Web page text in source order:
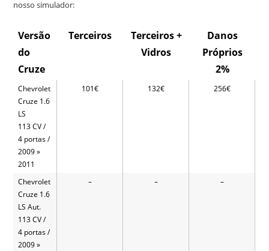
nosso simulador:
Versão
do
Cruze
Terceiros
Terceiros +
Vidros
Danos
Próprios
2%
Chevrolet
Cruze 1.6
LS
113 CV /
4 portas /
2009 »
2011
101€ 132€ 256€
Chevrolet
Cruze 1.6
LS Aut.
113 CV /
4 portas /
2009 »
– – –